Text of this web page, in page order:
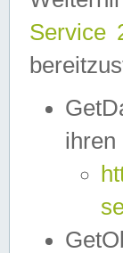
Service
ihren